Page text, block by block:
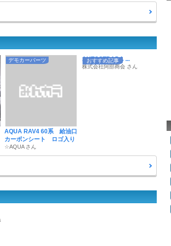
デモカーパーツ
AQUA RAV4 60系 給油口
カーボンシート ロゴ入り
☆AQUA さん
おすすめ記事
AUTOSTRADA ...
株式会社阿部商会 さん